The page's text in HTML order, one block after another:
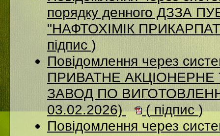
порядку денного ДЗЗА
"НАФТОХІМІК
підпис )
Повідомлення через
ПРИВАТНЕ
ЗАВОД ПО
03.02.2026)
(підпис)
Повідомлення через